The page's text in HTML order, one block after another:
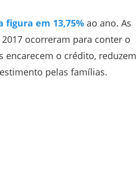
em 13,75%ao ano. As
ocorreram para conter o
o crédito,
pelas famílias.